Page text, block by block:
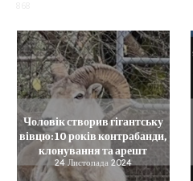
Чоловік створив гігантську
вівцю: 10 років контрабанди,
клонування та арешт
24 Листопада 2024